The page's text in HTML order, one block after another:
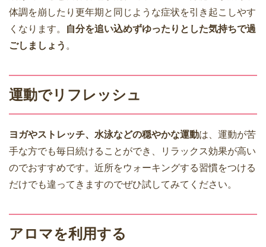
体調を崩したり更年期と同じような症状を引き起こしやす
くなります。
自分を追い込めずゆったりとした気持ちで過
ごしましょう 。
運動でリフレッシュ
ヨガやストレッチ、水泳などの穏やかな運動は、運動が苦
手な方でも毎日続けることができ、リラックス効果が高い
のでおすすめです。近所をウォーキングする習慣をつける
だけでも違ってきますのでぜひ試してみてください。
アロマを利用する